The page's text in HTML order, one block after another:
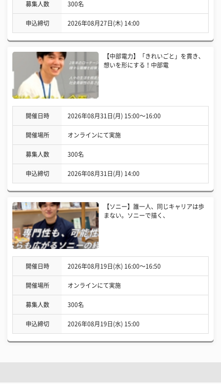
募集人数 300名
申込締切 2026年08月27日(木) 14:00
【中部電力】「きれいごと」を貫き、
想いを形にする！中部電
開催日時 2026年08月31日(月) 15:00〜16:00
開催場所 オンラインにて実施
募集人数 300名
申込締切 2026年08月31日(月) 14:00
【ソニー】誰一人、同じキャリアは歩
まない。ソニーで描く、
開催日時 2026年08月19日(水) 16:00〜16:50
開催場所 オンラインにて実施
募集人数 300名
申込締切 2026年08月19日(水) 15:00